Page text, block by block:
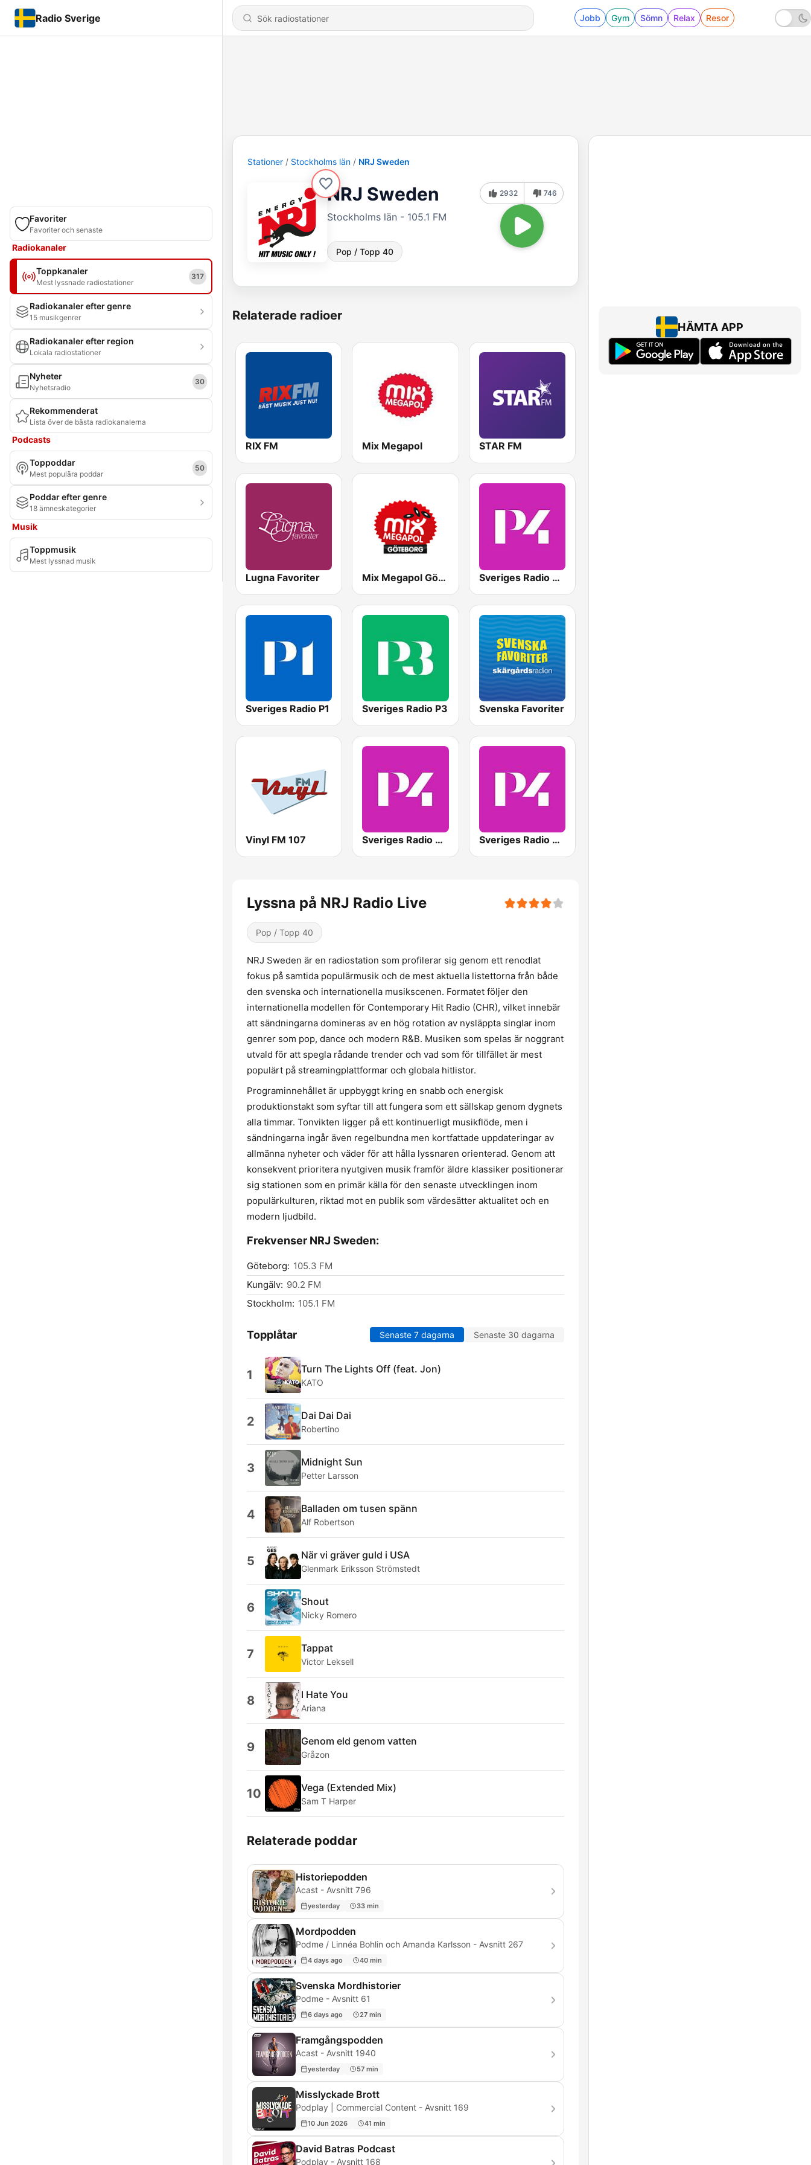
Radio Sverige Jobb Gym Sömn Relax Resor
Favoriter
Favoriter och senaste
Radiokanaler
Toppkanaler
Mest lyssnade radiostationer
317
Radiokanaler efter genre
15 musikgenrer
Radiokanaler efter region
Lokala radiostationer
Nyheter
Nyhetsradio
30
Rekommenderat
Lista över de bästa radiokanalerna
Podcasts
Toppoddar
Mest populära poddar
50
Poddar efter genre
18 ämneskategorier
Musik
Toppmusik
Mest lyssnad musik
Stationer Stockholms län NRJ Sweden
NRJ Sweden
Stockholms län - 105.1 FM
Pop / Topp 40
2932 746
Relaterade radioer
RIX FM Mix Megapol STAR FM
Lugna Favoriter Mix Megapol Göteborg Sveriges Radio P4 Stockholm
Sveriges Radio P1 Sveriges Radio P3 Svenska Favoriter
Vinyl FM 107 Sveriges Radio P4 Malmöhus Sveriges Radio P4 Göteborg
Lyssna på NRJ Radio Live
Pop / Topp 40
NRJ Sweden är en radiostation som profilerar sig genom ett renodlat
fokus på samtida populärmusik och de mest aktuella listettorna från både
den svenska och internationella musikscenen. Formatet följer den
internationella modellen för Contemporary Hit Radio (CHR), vilket innebär
att sändningarna domineras av en hög rotation av nysläppta singlar inom
genrer som pop, dance och modern R&B. Musiken som spelas är noggrant
utvald för att spegla rådande trender och vad som för tillfället är mest
populärt på streamingplattformar och globala hitlistor.
Programinnehållet är uppbyggt kring en snabb och energisk
produktionstakt som syftar till att fungera som ett sällskap genom dygnets
alla timmar. Tonvikten ligger på ett kontinuerligt musikflöde, men i
sändningarna ingår även regelbundna men kortfattade uppdateringar av
allmänna nyheter och väder för att hålla lyssnaren orienterad. Genom att
konsekvent prioritera nyutgiven musik framför äldre klassiker positionerar
sig stationen som en primär källa för den senaste utvecklingen inom
populärkulturen, riktad mot en publik som värdesätter aktualitet och en
modern ljudbild.
Frekvenser NRJ Sweden:
Göteborg: 105.3 FM
Kungälv: 90.2 FM
Stockholm: 105.1 FM
Topplåtar Senaste 7 dagarna Senaste 30 dagarna
1 Turn The Lights Off (feat. Jon)
KATO
2 Dai Dai Dai
Robertino
3 Midnight Sun
Petter Larsson
4 Balladen om tusen spänn
Alf Robertson
5 När vi gräver guld i USA
Glenmark Eriksson Strömstedt
6 Shout
Nicky Romero
7 Tappat
Victor Leksell
8 I Hate You
Ariana
9 Genom eld genom vatten
Gråzon
10 Vega (Extended Mix)
Sam T Harper
Relaterade poddar
Historiepodden
Acast - Avsnitt 796
yesterday 33 min
Mordpodden
Podme / Linnéa Bohlin och Amanda Karlsson - Avsnitt 267
4 days ago 40 min
Svenska Mordhistorier
Podme - Avsnitt 61
6 days ago 27 min
Framgångspodden
Acast - Avsnitt 1940
yesterday 57 min
Misslyckade Brott
Podplay | Commercial Content - Avsnitt 169
10 Jun 2026 41 min
David Batras Podcast
Podplay - Avsnitt 168
HÄMTA APP